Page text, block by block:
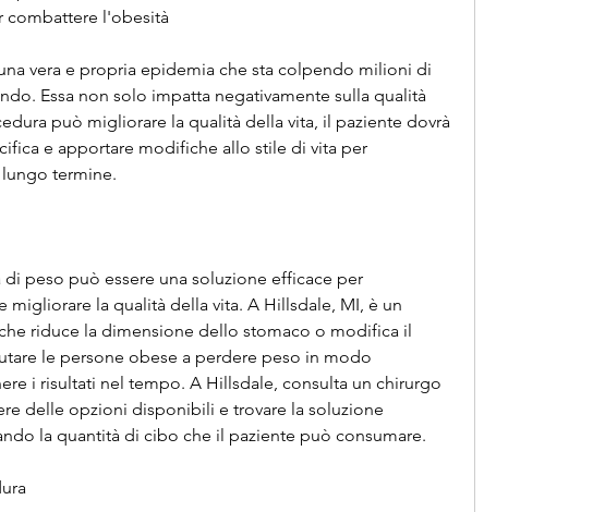
combattere l'obesità
vera e propria epidemia che sta colpendo milioni di
Essa non solo impatta negativamente sulla qualità
può migliorare la qualità della vita, il paziente dovrà
e apportare modifiche allo stile di vita per
termine.
peso può essere una soluzione efficace per
migliorare la qualità della vita. A Hillsdale, MI, è un
riduce la dimensione dello stomaco o modifica il
le persone obese a perdere peso in modo
i risultati nel tempo. A Hillsdale, consulta un chirurgo
delle opzioni disponibili e trovare la soluzione
la quantità di cibo che il paziente può consumare.